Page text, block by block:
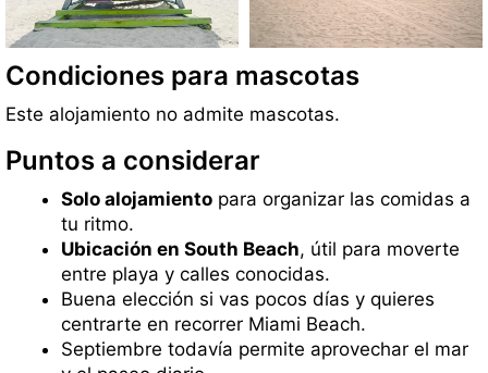
Condiciones para mascotas
Este alojamiento no admite mascotas.
Puntos a considerar
Solo alojamiento para organizar las comidas a
tu ritmo.
Ubicación en South Beach, útil para moverte
entre playa y calles conocidas.
Buena elección si vas pocos días y quieres
centrarte en recorrer Miami Beach.
Septiembre todavía permite aprovechar el mar